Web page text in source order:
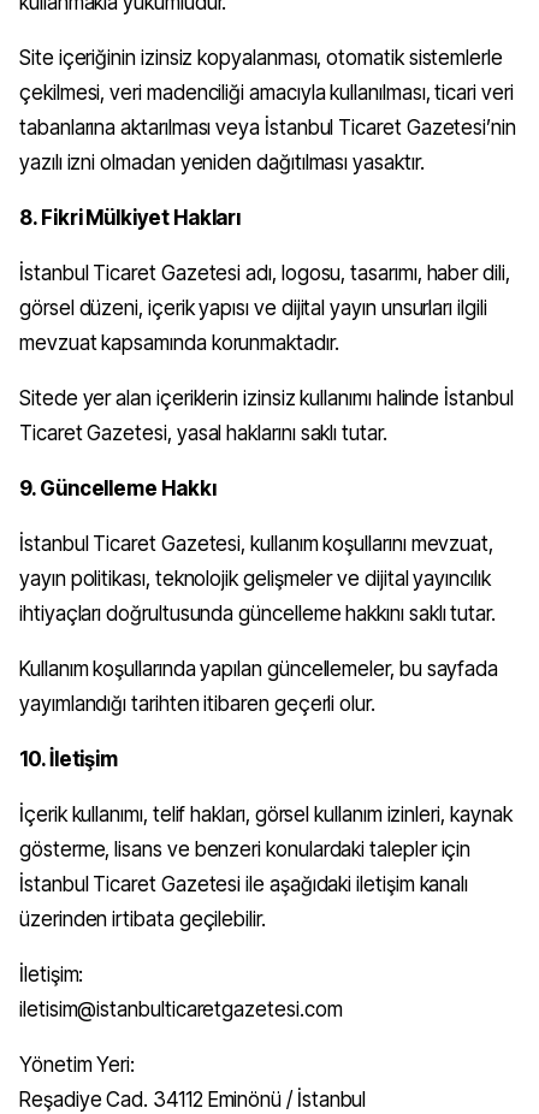
Site içeriğinin izinsiz kopyalanması, otomatik sistemlerle
çekilmesi, veri madenciliği amacıyla kullanılması, ticari veri
tabanlarına aktarılması veya İstanbul Ticaret Gazetesi’nin
yazılı izni olmadan yeniden dağıtılması yasaktır.
8. Fikri Mülkiyet Hakları
İstanbul Ticaret Gazetesi adı, logosu, tasarımı, haber dili,
görsel düzeni, içerik yapısı ve dijital yayın unsurları ilgili
mevzuat kapsamında korunmaktadır.
Sitede yer alan içeriklerin izinsiz kullanımı halinde İstanbul
Ticaret Gazetesi, yasal haklarını saklı tutar.
9. Güncelleme Hakkı
İstanbul Ticaret Gazetesi, kullanım koşullarını mevzuat,
yayın politikası, teknolojik gelişmeler ve dijital yayıncılık
ihtiyaçları doğrultusunda güncelleme hakkını saklı tutar.
Kullanım koşullarında yapılan güncellemeler, bu sayfada
yayımlandığı tarihten itibaren geçerli olur.
10. İletişim
İçerik kullanımı, telif hakları, görsel kullanım izinleri, kaynak
gösterme, lisans ve benzeri konulardaki talepler için
İstanbul Ticaret Gazetesi ile aşağıdaki iletişim kanalı
üzerinden irtibata geçilebilir.
İletişim:
iletisim@istanbulticaretgazetesi.com
Yönetim Yeri:
Reşadiye Cad. 34112 Eminönü / İstanbul